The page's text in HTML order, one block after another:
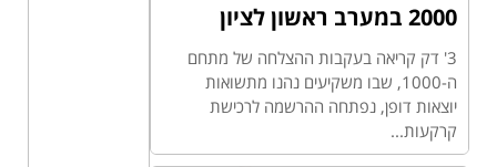
2000 במערב ראשון לציון
3' דק קריאה בעקבות ההצלחה של מתחם
ה-1000, שבו משקיעים נהנו מתשואות
יוצאות דופן, נפתחה ההרשמה לרכישת
קרקעות...